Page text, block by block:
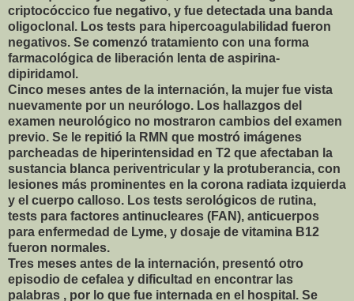
criptocóccico fue negativo, y fue detectada una banda
oligoclonal. Los tests para hipercoagulabilidad fueron
negativos. Se comenzó tratamiento con una forma
farmacológica de liberación lenta de aspirina-
dipiridamol.
Cinco meses antes de la internación, la mujer fue vista
nuevamente por un neurólogo. Los hallazgos del
examen neurológico no mostraron cambios del examen
previo. Se le repitió la RMN que mostró imágenes
parcheadas de hiperintensidad en T2 que afectaban la
sustancia blanca periventricular y la protuberancia, con
lesiones más prominentes en la corona radiata izquierda
y el cuerpo calloso. Los tests serológicos de rutina,
tests para factores antinucleares (FAN), anticuerpos
para enfermedad de Lyme, y dosaje de vitamina B12
fueron normales.
Tres meses antes de la internación, presentó otro
episodio de cefalea y dificultad en encontrar las
palabras , por lo que fue internada en el hospital. Se